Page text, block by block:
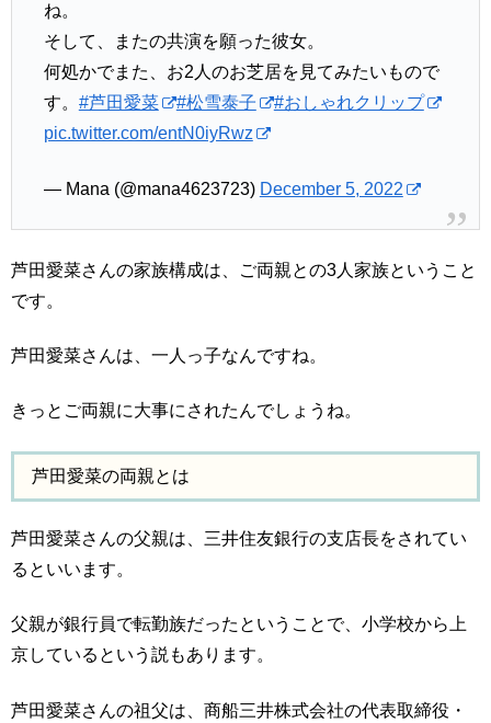
ね。
そして、またの共演を願った彼女。
何処かでまた、お2人のお芝居を見てみたいもので
す。 #芦田愛菜 #松雪泰子
#おしゃれクリップ
pic.twitter.com/entN0iyRwz
— Mana (@mana4623723) December 5, 2022
芦田愛菜さんの家族構成は、ご両親との3人家族ということ
です。
芦田愛菜さんは、一人っ子なんですね。
きっとご両親に大事にされたんでしょうね。
芦田愛菜の両親とは
芦田愛菜さんの父親は、三井住友銀行の支店長をされてい
るといいます。
父親が銀行員で転勤族だったということで、小学校から上
京しているという説もあります。
芦田愛菜さんの祖父は、商船三井株式会社の代表取締役・